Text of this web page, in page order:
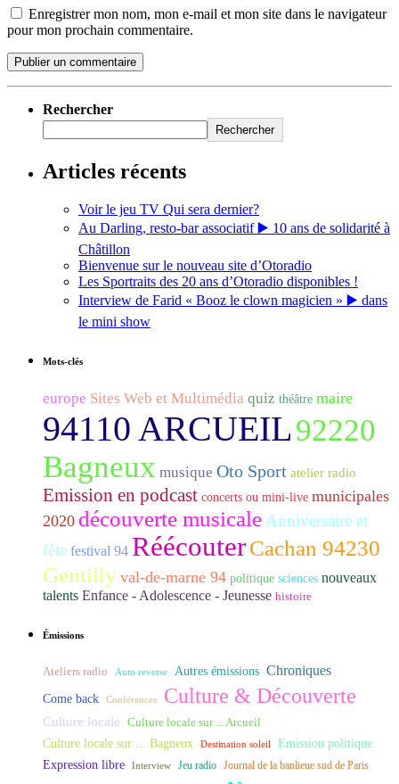
Enregistrer mon nom, mon e-mail et mon site dans le navigateur
pour mon prochain commentaire.
Rechercher
Rechercher
Articles récents
Voir le jeu TV Qui sera dernier?
Au Darling, resto-bar associatif ▶️ 10 ans de solidarité à
Châtillon
Bienvenue sur le nouveau site d’Otoradio
Les Sportraits des 20 ans d’Otoradio disponibles !
Interview de Farid « Booz le clown magicien » ▶️ dans
le mini show
Mots-clés
europe Sites Web et Multimédia quiz théâtre maire
94110 ARCUEIL92220
Bagneux musique Oto Sport atelier radio
Emission en podcast concerts ou mini-live municipales
2020 découverte musicale Anniversaire et
fête festival 94 RéécouterCachan 94230
Gentilly val-de-marne 94 politique sciences nouveaux
talents Enfance - Adolescence - Jeunesse histoire
Émissions
Ateliers radio Auto reverse Autres émissions Chroniques
Come back Conférences Culture & Découverte
Culture locale Culture locale sur ... Arcueil
Culture locale sur ... Bagneux Destination soleil Emission politique
Expression libre Interview Jeu radio Journal de la banlieue sud de Paris